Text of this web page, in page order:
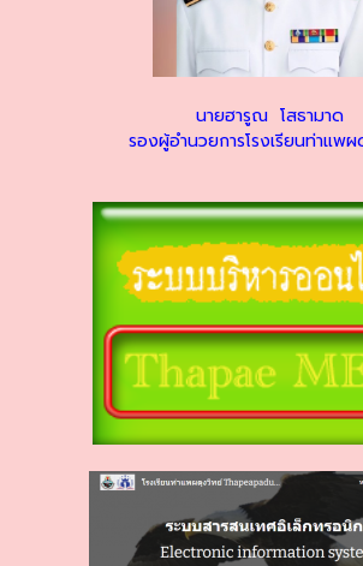
นายฮารูณ โสธามาด
รองผู้อำนวยการโรงเรียนท่าแพ